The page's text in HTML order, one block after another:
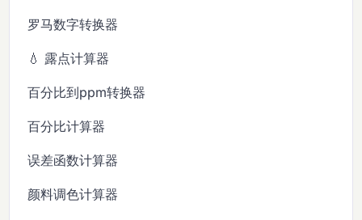
罗马数字转换器
💧 露点计算器
百分比到ppm转换器
百分比计算器
误差函数计算器
颜料调色计算器